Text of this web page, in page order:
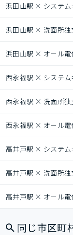
浜田山駅 × システム
浜田山駅 × 洗面所独
浜田山駅 × オール電
西永福駅 × システム
西永福駅 × 洗面所独
西永福駅 × オール電
高井戸駅 × システム
高井戸駅 × 洗面所独
高井戸駅 × オール電
同じ市区町